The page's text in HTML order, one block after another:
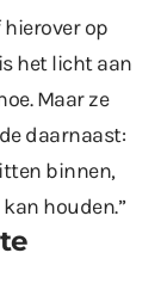
hieroverop
het licht aan
Maar ze
daarnaast:
binnen,
houden.”